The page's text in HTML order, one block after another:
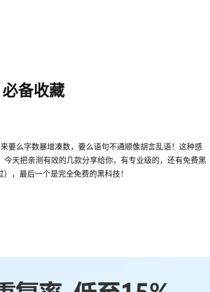
备收藏
要么字数暴增凑数，要么语句不通顺像胡言乱语！这种感
天把亲测有效的几款分享给你，有专业级的，还有免费黑
，最后一个是完全免费的黑科技！